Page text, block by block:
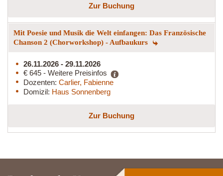
Zur Buchung
Mit Poesie und Musik die Welt einfangen: Das Französische
Chanson 2 (Chorworkshop) - Aufbaukurs
26.11.2026 - 29.11.2026
€ 645 - Weitere Preisinfos
Dozenten: Carlier, Fabienne
Domizil: Haus Sonnenberg
Zur Buchung